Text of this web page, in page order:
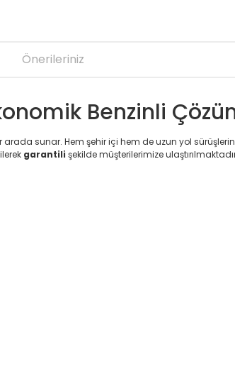
Önerileriniz
Benzinli
sunar. Hem şehir içi hem de uzun yol
garantili şekilde müşterilerimize